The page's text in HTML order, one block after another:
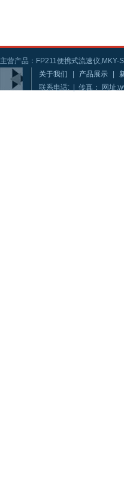
主营产品：FP211便携式流速仪
关于我们
产品展示
联系电话: | 传真： 网址